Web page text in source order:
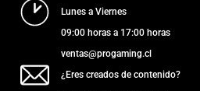
Lunes a Viernes
09:00 horas a 17:00 horas
ventas@progaming.cl
¿Eres creados de contenido?